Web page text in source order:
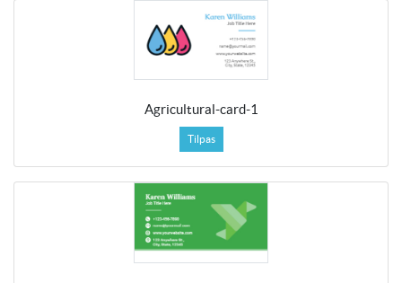
Agricultural-card-1
Tilpas